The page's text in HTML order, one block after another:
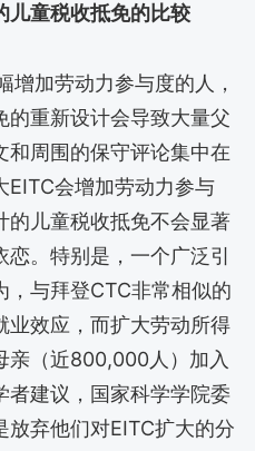
儿童税收抵免的比较
增加劳动力参与度的人，
的重新设计会导致大量父
和周围的保守评论集中在
EITC会增加劳动力参与
的儿童税收抵免不会显著
。特别是，一个广泛引
，与拜登CTC非常相似的
业效应，而扩大劳动所得
亲（近800,000人）加入
者建议，国家科学学院委
放弃他们对EITC扩大的分